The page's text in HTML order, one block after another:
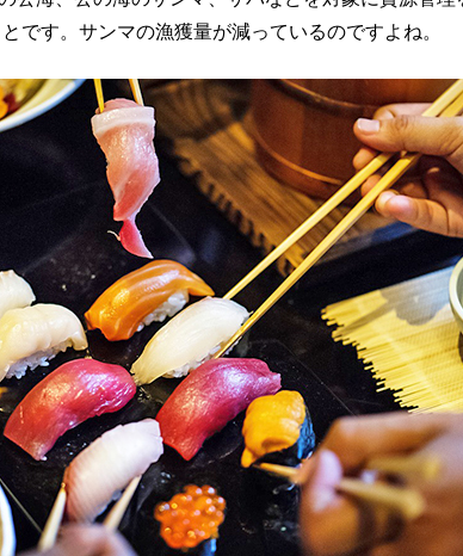
です。サンマの漁獲量が減っているのですよね。